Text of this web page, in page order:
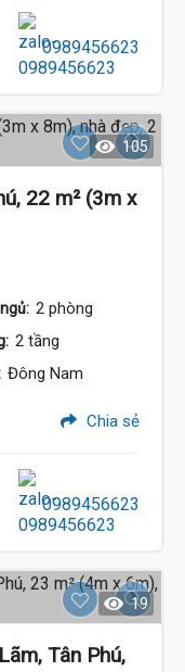
0989456623
105
22 m² (3m x
2 phòng
2 tầng
Đông Nam
Chia sẻ
0989456623
19
Tân Phú,